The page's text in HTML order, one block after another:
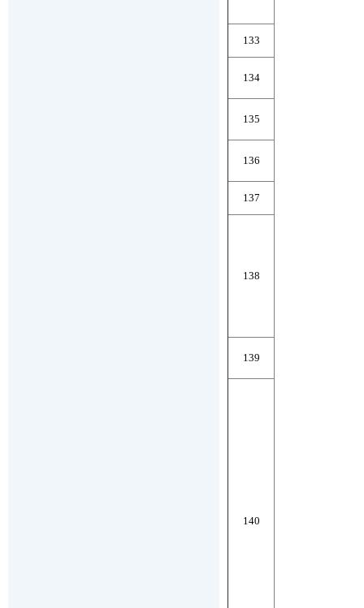
133
134
135
136
137
138
139
140